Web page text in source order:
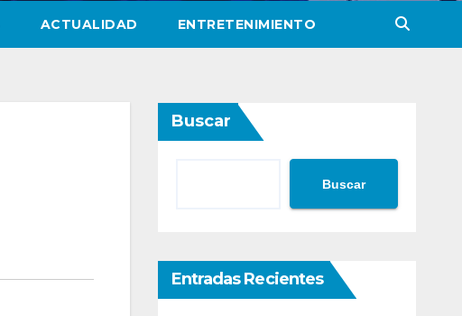
ACTUALIDAD ENTRETENIMIENTO
Buscar
Buscar
Entradas Recientes